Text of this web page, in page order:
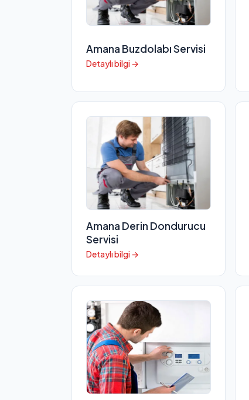
Amana Buzdolabı Servisi
Detaylı bilgi →
Amana Derin Dondurucu
Servisi
Detaylı bilgi →